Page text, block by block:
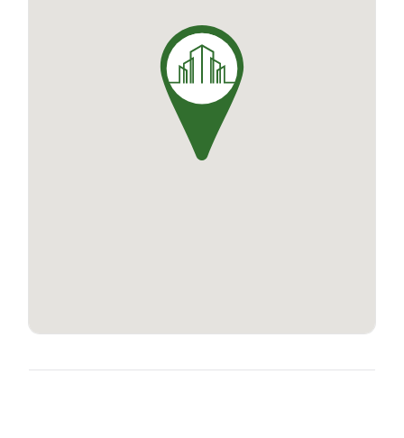
l'agencement des espaces, vivre au Clos
D'Huchet, c'est choisir une qualité de vie